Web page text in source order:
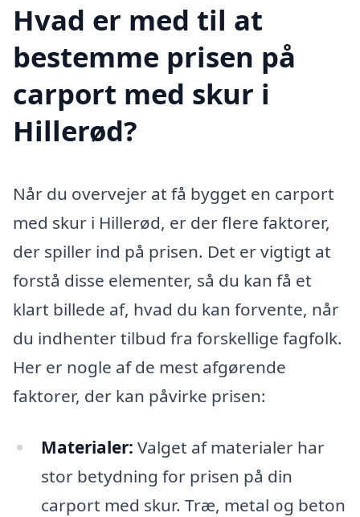
Hvad er med til at
bestemme prisen på
carport med skur i
Hillerød?
Når du overvejer at få bygget en carport
med skur i Hillerød, er der flere faktorer,
der spiller ind på prisen. Det er vigtigt at
forstå disse elementer, så du kan få et
klart billede af, hvad du kan forvente, når
du indhenter tilbud fra forskellige fagfolk.
Her er nogle af de mest afgørende
faktorer, der kan påvirke prisen:
Materialer: Valget af materialer har
stor betydning for prisen på din
carport med skur. Træ, metal og beton